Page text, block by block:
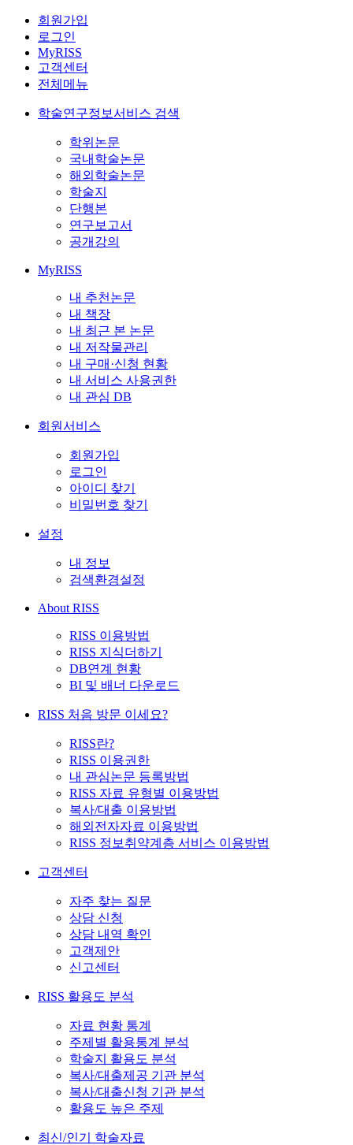
회원가입
로그인
MyRISS
고객센터
전체메뉴
학술연구정보서비스 검색
학위논문
국내학술논문
해외학술논문
학술지
단행본
연구보고서
공개강의
MyRISS
내 추천논문
내 책장
내 최근 본 논문
내 저작물관리
내 구매·신청 현황
내 서비스 사용권한
내 관심 DB
회원서비스
회원가입
로그인
아이디 찾기
비밀번호 찾기
설정
내 정보
검색환경설정
About RISS
RISS 이용방법
RISS 지식더하기
DB연계 현황
BI 및 배너 다운로드
RISS 처음 방문 이세요?
RISS란?
RISS 이용권한
내 관심논문 등록방법
RISS 자료 유형별 이용방법
복사/대출 이용방법
해외전자자료 이용방법
RISS 정보취약계층 서비스 이용방법
고객센터
자주 찾는 질문
상담 신청
상담 내역 확인
고객제안
신고센터
RISS 활용도 분석
자료 현황 통계
주제별 활용통계 분석
학술지 활용도 분석
복사/대출제공 기관 분석
복사/대출신청 기관 분석
활용도 높은 주제
최신/인기 학술자료